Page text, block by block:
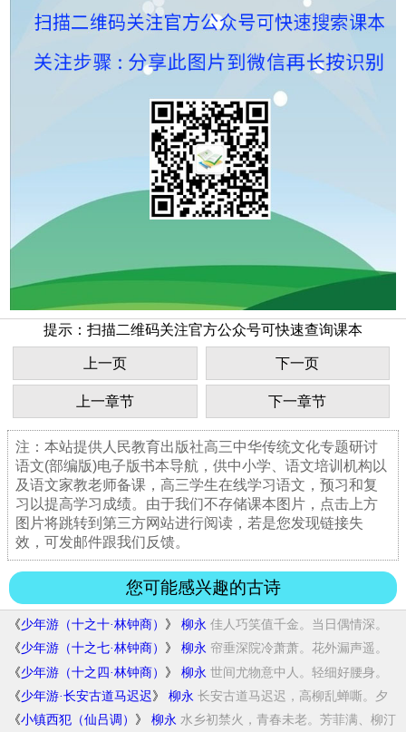
提示：扫描二维码关注官方公众号可快速查询课本
上一页 下一页
上一章节 下一章节
注：本站提供人民教育出版社高三中华传统文化专题研讨
语文(部编版)电子版书本导航，供中小学、语文培训机构以
及语文家教老师备课，高三学生在线学习语文，预习和复
习以提高学习成绩。由于我们不存储课本图片，点击上方
图片将跳转到第三方网站进行阅读，若是您发现链接失
效，可发邮件跟我们反馈。
您可能感兴趣的古诗
《少年游（十之十·林钟商） 》 柳永 佳人巧笑值千金。当日偶情深。
几回饮散，灯...
《少年游（十之七·林钟商） 》 柳永 帘垂深院冷萧萧。花外漏声遥。
青灯未灭，红...
《少年游（十之四·林钟商） 》 柳永 世间尤物意中人。轻细好腰身。
香帏睡起，发...
《少年游·长安古道马迟迟》 柳永 长安古道马迟迟，高柳乱蝉嘶。夕
阳岛外，秋...
《小镇西犯（仙吕调） 》 柳永 水乡初禁火，青春未老。芳菲满、柳汀